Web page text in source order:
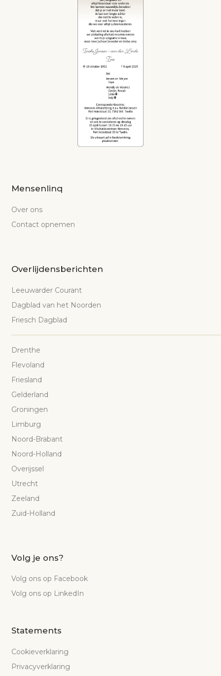
Mensenlinq
Over ons
Contact opnemen
Overlijdensberichten
Leeuwarder Courant
Dagblad van het Noorden
Friesch Dagblad
Drenthe
Flevoland
Friesland
Gelderland
Groningen
Limburg
Noord-Brabant
Noord-Holland
Overijssel
Utrecht
Zeeland
Zuid-Holland
Volg je ons?
Volg ons op Facebook
Volg ons op LinkedIn
Statements
Cookieverklaring
Privacyverklaring